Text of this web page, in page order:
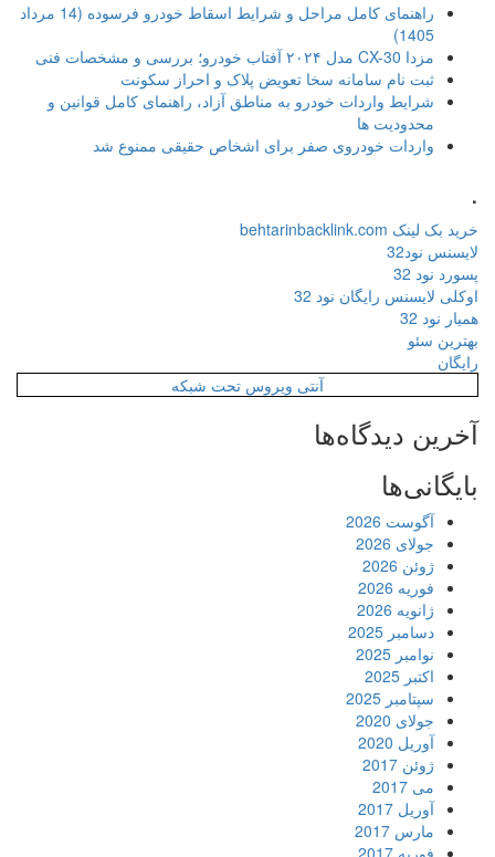
راهنمای کامل مراحل و شرایط اسقاط خودرو فرسوده (14 مرداد
1405)
مزدا CX-30 مدل ۲۰۲۴ آفتاب خودرو؛ بررسی و مشخصات فنی
ثبت نام سامانه سخا تعویض پلاک و احراز سکونت
شرایط واردات خودرو به مناطق آزاد، راهنمای کامل قوانین و
محدودیت ها
واردات خودروی صفر برای اشخاص حقیقی ممنوع شد
خرید بک لینک behtarinbacklink.com
لایسنس نود32
پسورد نود 32
اوکلی لایسنس رایگان نود 32
همیار نود 32
بهترین سئو
رایگان
آنتی ویروس تحت شبکه
آخرین دیدگاه‌ها
بایگانی‌ها
آگوست 2026
جولای 2026
ژوئن 2026
فوریه 2026
ژانویه 2026
دسامبر 2025
نوامبر 2025
اکتبر 2025
سپتامبر 2025
جولای 2020
آوریل 2020
ژوئن 2017
می 2017
آوریل 2017
مارس 2017
فوریه 2017